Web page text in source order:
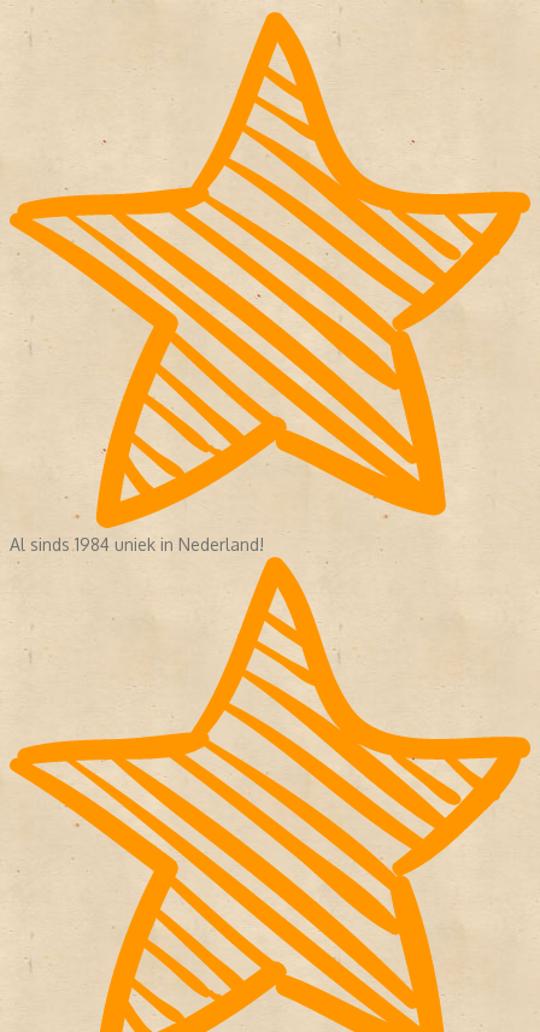
Al sinds 1984 uniek in Nederland!